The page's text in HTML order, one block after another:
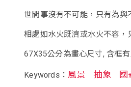
世間事沒有不可能，只有為與
相處如水火既濟或水火不容，
67X35公分為畫心尺寸, 含框
Keywords： 風景 抽象 國